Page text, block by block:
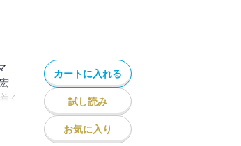
く
両
カートに入れる
試し読み
お気に入り